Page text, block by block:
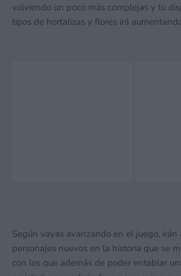
volviendo un poco más complejas y tu
tipos de hortalizas y flores irá
Según vayas avanzando en el juego, irán
personajes nuevos en la historia que se
con los que además de poder entablar